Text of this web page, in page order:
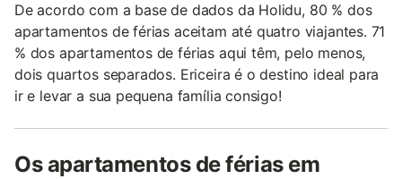
De acordo com a base de dados da Holidu, 80 % dos
apartamentos de férias aceitam até quatro viajantes. 71
% dos apartamentos de férias aqui têm, pelo menos,
dois quartos separados. Ericeira é o destino ideal para
ir e levar a sua pequena família consigo!
Os apartamentos de férias em